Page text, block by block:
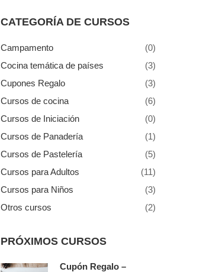
CATEGORÍA DE CURSOS
Campamento
(0)
Cocina temática de países
(3)
Cupones Regalo
(3)
Cursos de cocina
(6)
Cursos de Iniciación
(0)
Cursos de Panadería
(1)
Cursos de Pastelería
(5)
Cursos para Adultos
(11)
Cursos para Niños
(3)
Otros cursos
(2)
PRÓXIMOS CURSOS
Cupón Regalo –